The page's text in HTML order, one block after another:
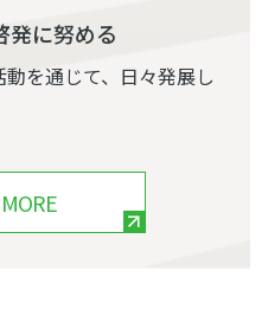
発に努める
を通じて、日々発展し